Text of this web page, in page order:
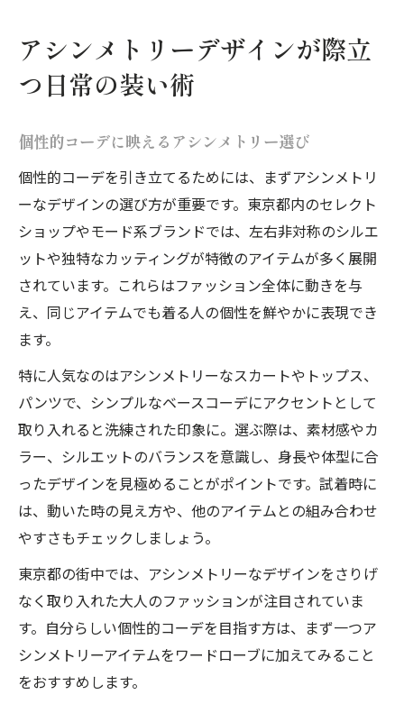
アシンメトリーデザインが際立
つ日常の装い術
個性的コーデに映えるアシンメトリー選び
個性的コーデを引き立てるためには、まずアシンメトリ
ーなデザインの選び方が重要です。東京都内のセレクト
ショップやモード系ブランドでは、左右非対称のシルエ
ットや独特なカッティングが特徴のアイテムが多く展開
されています。これらはファッション全体に動きを与
え、同じアイテムでも着る人の個性を鮮やかに表現でき
ます。
特に人気なのはアシンメトリーなスカートやトップス、
パンツで、シンプルなベースコーデにアクセントとして
取り入れると洗練された印象に。選ぶ際は、素材感やカ
ラー、シルエットのバランスを意識し、身長や体型に合
ったデザインを見極めることがポイントです。試着時に
は、動いた時の見え方や、他のアイテムとの組み合わせ
やすさもチェックしましょう。
東京都の街中では、アシンメトリーなデザインをさりげ
なく取り入れた大人のファッションが注目されていま
す。自分らしい個性的コーデを目指す方は、まず一つア
シンメトリーアイテムをワードローブに加えてみること
をおすすめします。